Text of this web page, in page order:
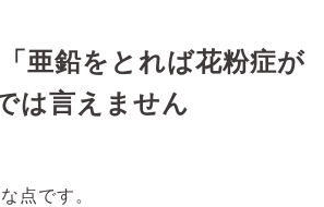
亜鉛をとれば花粉症が
は言えません
点です。